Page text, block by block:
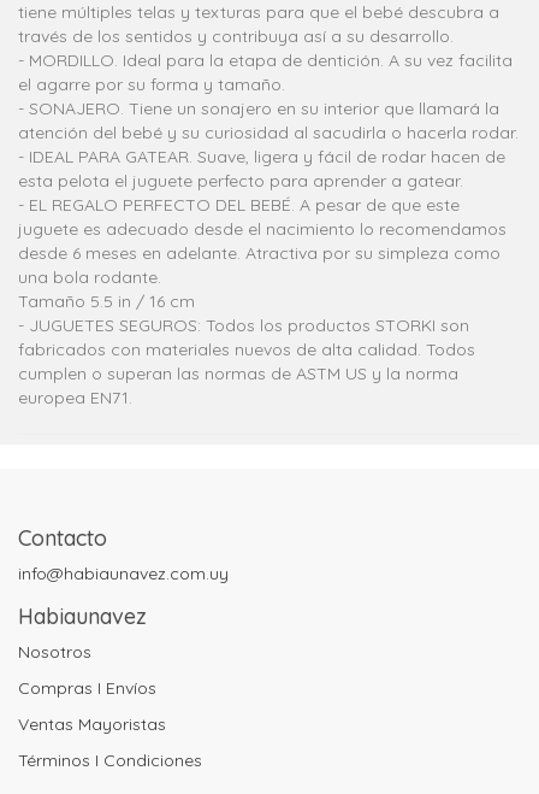
tiene múltiples telas y texturas para que el bebé descubra a
través de los sentidos y contribuya así a su desarrollo.
- MORDILLO. Ideal para la etapa de dentición. A su vez facilita
el agarre por su forma y tamaño.
- SONAJERO. Tiene un sonajero en su interior que llamará la
atención del bebé y su curiosidad al sacudirla o hacerla rodar.
- IDEAL PARA GATEAR. Suave, ligera y fácil de rodar hacen de
esta pelota el juguete perfecto para aprender a gatear.
- EL REGALO PERFECTO DEL BEBÉ. A pesar de que este
juguete es adecuado desde el nacimiento lo recomendamos
desde 6 meses en adelante. Atractiva por su simpleza como
una bola rodante.
Tamaño 5.5 in / 16 cm
- JUGUETES SEGUROS: Todos los productos STORKI son
fabricados con materiales nuevos de alta calidad. Todos
cumplen o superan las normas de ASTM US y la norma
europea EN71.
Contacto
info@habiaunavez.com.uy
Habiaunavez
Nosotros
Compras I Envíos
Ventas Mayoristas
Términos I Condiciones